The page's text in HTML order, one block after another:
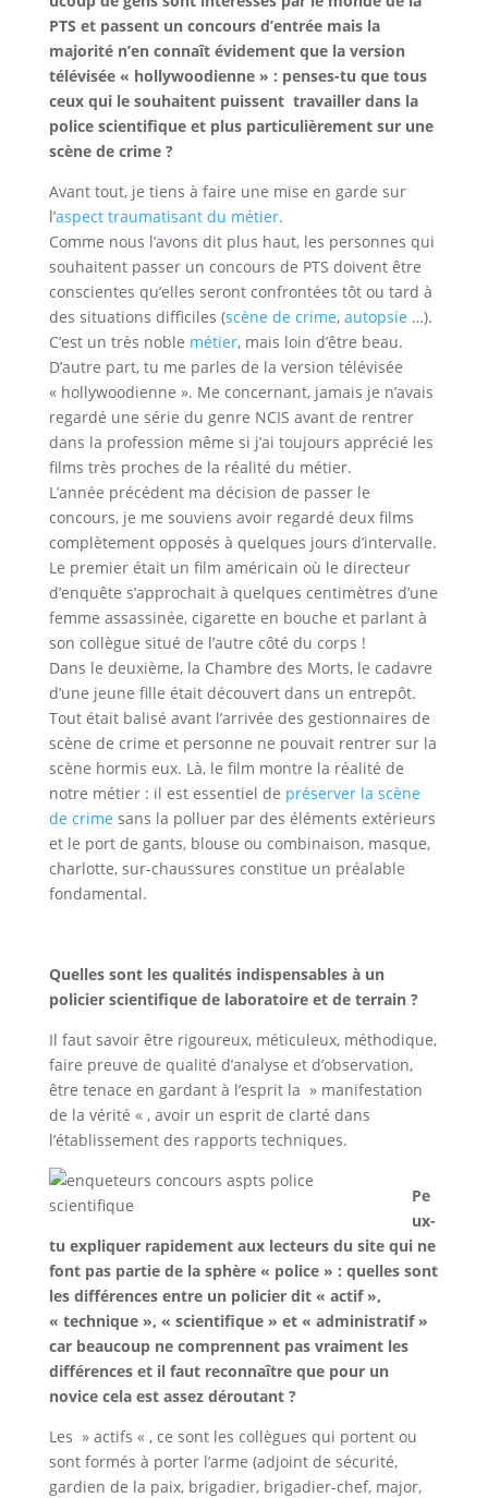
PTS et passent un concours d’entrée mais la
majorité n’en connaît évidement que la version
télévisée « hollywoodienne » : penses-tu que tous
ceux qui le souhaitent puissent travailler dans la
police scientifique et plus particulièrement sur une
scène de crime ?
Avant tout, je tiens à faire une mise en garde sur
l’aspect traumatisant du métier.
Comme nous l’avons dit plus haut, les personnes qui
souhaitent passer un concours de PTS doivent être
conscientes qu’elles seront confrontées tôt ou tard à
des situations difficiles (scène de crime, autopsie …).
C’est un très noble métier, mais loin d’être beau.
D’autre part, tu me parles de la version télévisée
« hollywoodienne ». Me concernant, jamais je n’avais
regardé une série du genre NCIS avant de rentrer
dans la profession même si j’ai toujours apprécié les
films très proches de la réalité du métier.
L’année précédent ma décision de passer le
concours, je me souviens avoir regardé deux films
complètement opposés à quelques jours d’intervalle.
Le premier était un film américain où le directeur
d’enquête s’approchait à quelques centimètres d’une
femme assassinée, cigarette en bouche et parlant à
son collègue situé de l’autre côté du corps !
Dans le deuxième, la Chambre des Morts, le cadavre
d’une jeune fille était découvert dans un entrepôt.
Tout était balisé avant l’arrivée des gestionnaires de
scène de crime et personne ne pouvait rentrer sur la
scène hormis eux. Là, le film montre la réalité de
notre métier : il est essentiel de préserver la scène
de crime sans la polluer par des éléments extérieurs
et le port de gants, blouse ou combinaison, masque,
charlotte, sur-chaussures constitue un préalable
fondamental.
Quelles sont les qualités indispensables à un
policier scientifique de laboratoire et de terrain ?
Il faut savoir être rigoureux, méticuleux, méthodique,
faire preuve de qualité d’analyse et d’observation,
être tenace en gardant à l’esprit la » manifestation
de la vérité « , avoir un esprit de clarté dans
l’établissement des rapports techniques.
Pe
ux-
tu expliquer rapidement aux lecteurs du site qui ne
font pas partie de la sphère « police » : quelles sont
les différences entre un policier dit « actif »,
« technique », « scientifique » et « administratif »
car beaucoup ne comprennent pas vraiment les
différences et il faut reconnaître que pour un
novice cela est assez déroutant ?
Les » actifs « , ce sont les collègues qui portent ou
sont formés à porter l’arme (adjoint de sécurité,
gardien de la paix, brigadier, brigadier-chef, major,